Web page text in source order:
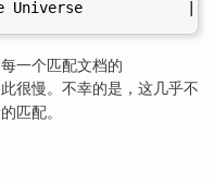
一个匹配文档的
很慢。不幸的是，这几乎不
匹配。